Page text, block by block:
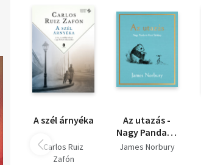
A szél árnyéka
Carlos Ruiz
Zafón
Az utazás -
Nagy Panda és
Kicsi Sárkány
James Norbury